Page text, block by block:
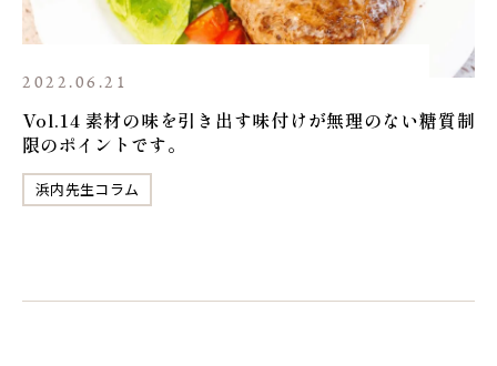
2022.06.21
Vol.14 素材の味を引き出す味付けが無理のない糖質制
限のポイントです。
浜内先生コラム